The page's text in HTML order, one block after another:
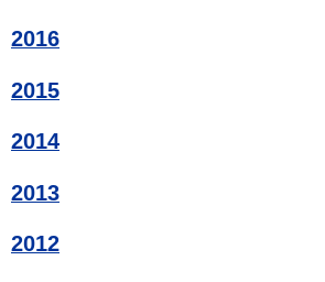
2016
2015
2014
2013
2012